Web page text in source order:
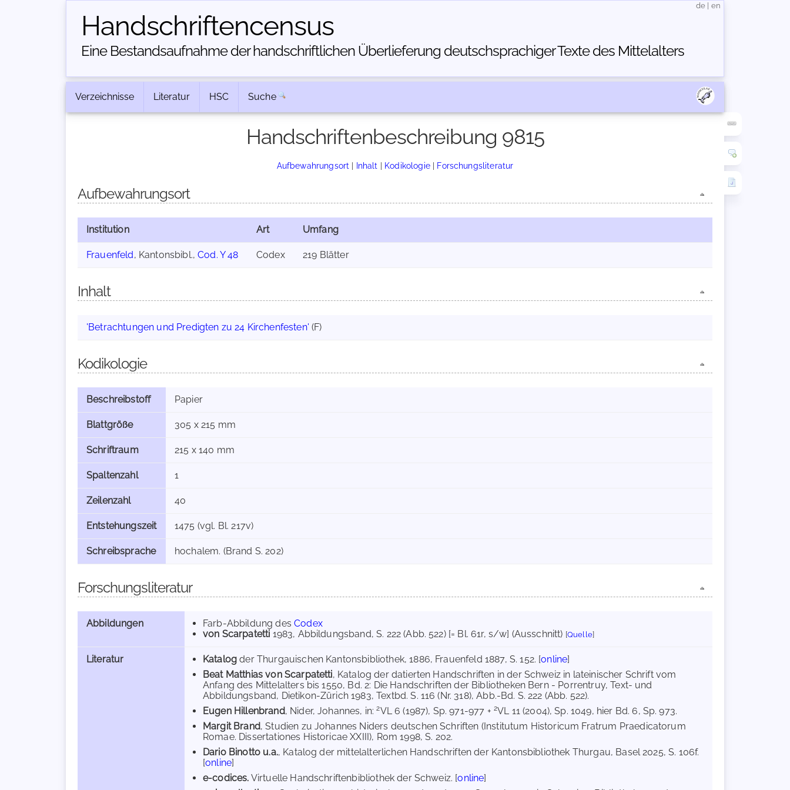
Handschriften­census
Eine Bestandsaufnahme der handschriftlichen Über­lieferung deutschsprachiger Texte des Mittelalters
de en
Verzeichnisse Literatur HSC Suche
Handschriftenbeschreibung 9815
Aufbewahrungsort | Inhalt | Kodikologie| Forschungsliteratur
Aufbewahrungsort
Institution Art Umfang
Frauenfeld, Kantonsbibl.,Cod. Y 48 Codex 219 Blätter
Inhalt
'Betrachtungen und Predigten zu 24 Kirchenfesten' (F)
Kodikologie
Beschreibstoff Papier
Blattgröße 305 x 215 mm
Schriftraum 215 x 140 mm
Spaltenzahl 1
Zeilenzahl 40
Entstehungszeit 1475 (vgl. Bl. 217v)
Schreibsprache hochalem. (Brand S. 202)
Forschungsliteratur
Abbildungen Farb-Abbildung desCodex
von Scarpatetti 1983, Abbildungsband, S. 222 (Abb. 522) [= Bl. 61r, s/w] (Ausschnitt) [Quelle]
Literatur Katalog der Thurgauischen Kantonsbibliothek, 1886, Frauenfeld 1887, S. 152. [online]
Beat Matthias von Scarpatetti, Katalog der datierten Handschriften in der Schweiz in lateinischer Schrift vom
Anfang des Mittelalters bis 1550, Bd. 2: Die Handschriften der Bibliotheken Bern - Porrentruy, Text- und
Abbildungsband, Dietikon-Zürich 1983, Textbd. S. 116 (Nr. 318), Abb.-Bd. S. 222 (Abb. 522).
Eugen Hillenbrand, Nider, Johannes, in:2VL 6 (1987), Sp. 971-977 + 2VL 11 (2004), Sp. 1049, hier Bd. 6, Sp. 973.
Margit Brand, Studien zu Johannes Niders deutschen Schriften (Institutum Historicum Fratrum Praedicatorum
Romae. Dissertationes Historicae XXIII), Rom 1998, S. 202.
Dario Binotto u.a., Katalog der mittelalterlichen Handschriften der Kantonsbibliothek Thurgau, Basel 2025, S. 106f.
[online]
e-codices. Virtuelle Handschriftenbibliothek der Schweiz. [online]